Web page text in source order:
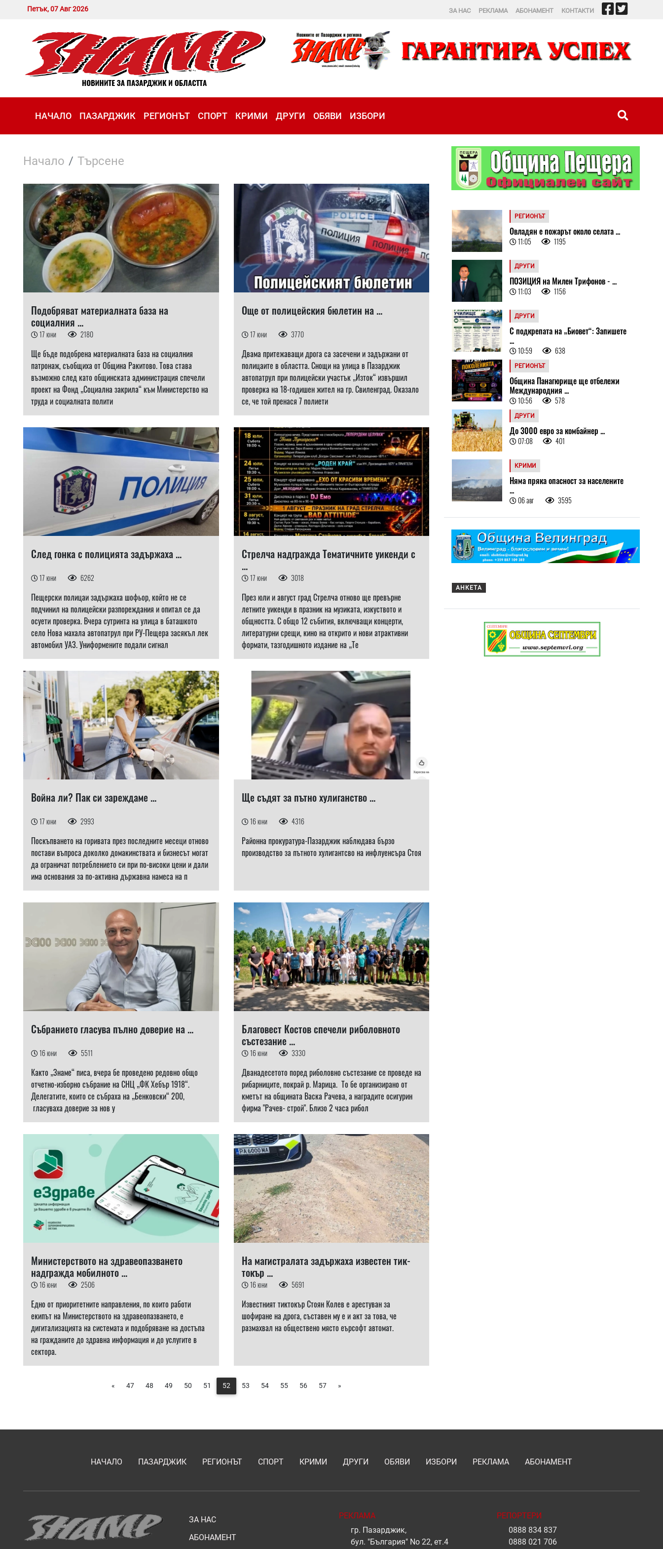
Петък, 07 Авг 2026 ЗА НАС РЕКЛАМА АБОНАМЕНТ КОНТАКТИ
НАЧАЛО ПАЗАРДЖИК РЕГИОНЪТ СПОРТ КРИМИ ДРУГИ ОБЯВИ ИЗБОРИ
Начало Търсене
Подобряват материалната база на
социалния ...
17 юни 2180
Ще бъде подобрена материалната база на социалния
патронаж, съобщиха от Община Ракитово. Това става
възможно след като общинската администрация спечели
проект на Фонд „Социална закрила“ към Министерство на
труда и социалната полити
Още от полицейския бюлетин на ...
17 юни 3770
Двама притежаващи дрога са засечени и задържани от
полицаите в областта. Снощи на улица в Пазарджик
автопатрул при полицейски участък „Изток“ извършил
проверка на 18-годишен жител на гр. Свиленград. Оказало
се, че той пренася 7 полиети
След гонка с полицията задържаха ...
17 юни 6262
Пещерски полицаи задържаха шофьор, който не се
подчинил на полицейски разпореждания и опитал се да
осуети проверка. Вчера сутринта на улица в баташкото
село Нова махала автопатрул при РУ-Пещера засякъл лек
автомобил УАЗ. Униформените подали сигнал
Стрелча надгражда Тематичните уикенди с
...
17 юни 3018
През юли и август град Стрелча отново ще превърне
летните уикенди в празник на музиката, изкуството и
общността. С общо 12 събития, включващи концерти,
литературни срещи, кино на открито и нови атрактивни
формати, тазгодишното издание на „Те
Война ли? Пак си зареждаме ...
17 юни 2993
Поскъпването на горивата през последните месеци отново
постави въпроса доколко домакинствата и бизнесът могат
да ограничат потреблението си при по-високи цени и дали
има основания за по-активна държавна намеса на п
Ще съдят за пътно хулиганство ...
16 юни 4316
Районна прокуратура-Пазарджик наблюдава бързо
производство за пътното хулигантсво на инфлуенсъра Стоя
Събранието гласува пълно доверие на ...
16 юни 5511
Както „Знаме“ писа, вчера бе проведено редовно общо
отчетно-изборно събрание на СНЦ „ФК Хебър 1918“.
Делегатите, които се събраха на „Бенковски“ 200,
гласуваха доверие за нов у
Благовест Костов спечели риболовното
състезание ...
16 юни 3330
Дванадесетото поред риболовно състезание се проведе на
рибарниците, покрай р. Марица. То бе организирано от
кметът на общината Васка Рачева, а наградите осигурин
фирма "Рачев- строй". Близо 2 часа рибол
Министерството на здравеопазването
надгражда мобилното ...
16 юни 2506
Едно от приоритетните направления, по които работи
екипът на Министерството на здравеопазването, е
дигитализацията на системата и подобряване на достъпа
на гражданите до здравна информация и до услугите в
сектора.
На магистралата задържаха известен тик-
токър ...
16 юни 5691
Известният тиктокър Стоян Колев е арестуван за
шофиране на дрога, съставен му е и акт за това, че
размахвал на обществено място еърсофт автомат.
« 47 48 49 50 51 52 53 54 55 56 57 »
РЕГИОНЪТ
Овладян е пожарът около селата ...
11:05 1195
ДРУГИ
ПОЗИЦИЯ на Милен Трифонов - ...
11:03 1156
ДРУГИ
С подкрепата на „Биовет“: Запишете
...
10:59 638
РЕГИОНЪТ
Община Панагюрище ще отбележи
Международния ...
10:56 578
ДРУГИ
До 3000 евро за комбайнер ...
07:08 401
КРИМИ
Няма пряка опасност за населените
...
06 авг 3595
АНКЕТА
НАЧАЛО ПАЗАРДЖИК РЕГИОНЪТ СПОРТ КРИМИ ДРУГИ ОБЯВИ ИЗБОРИ РЕКЛАМА АБОНАМЕНТ
ЗА НАС
АБОНАМЕНТ
РЕКЛАМА
гр. Пазарджик,
бул. "България" No 22, ет.4
РЕПОРТЕРИ
0888 834 837
0888 021 706